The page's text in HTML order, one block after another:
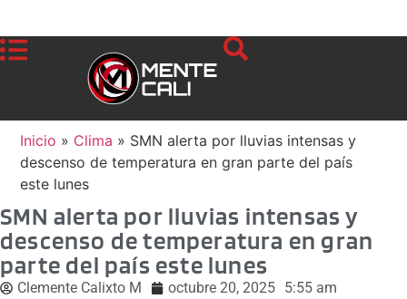
Inicio » Clima » SMN alerta por lluvias intensas y
descenso de temperatura en gran parte del país
este lunes
SMN alerta por lluvias intensas y
descenso de temperatura en gran
parte del país este lunes
Clemente Calixto M octubre 20, 2025 5:55 am